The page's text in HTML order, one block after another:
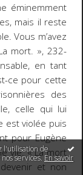
l'utilisation de
services.En savoir
éminemment
mais il reste
Vous m’avez
mort. », 232-
en tant
ce pour cette
des
celle qui lui
est violée puis
pour Eugène
vie. « La mort
et non